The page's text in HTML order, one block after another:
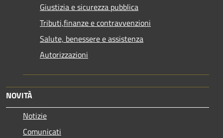
Giustizia e sicurezza pubblica
Tributi,finanze e contravvenzioni
Salute, benessere e assistenza
Autorizzazioni
NOVITÀ
Notizie
Comunicati